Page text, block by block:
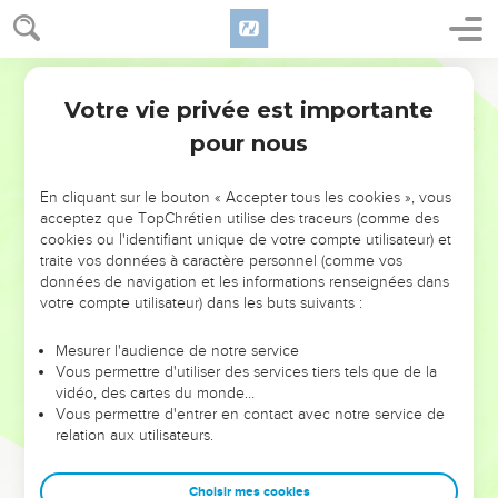
NE MANQUEZ PAS L’ÉVÉNEMENT
DE L’ANNÉE !
ET SI LEURS ERREURS POUVAIENT VOUS ÉVITER LES
VOTRES ?
leur foi ou leur vision. Mais on voit moins les doutes, les erreurs
et les saisons difficiles qu'ils ont traversés, alors même que ce
sont elles qui les ont façonnés.
Dans cette conférence, leaders, entrepreneurs, et responsables
clés pour avancer avec plus de sagesse afin que leurs erreurs
Votre vie privée est importante
pour nous
En cliquant sur le bouton « Accepter tous les cookies », vous
acceptez que TopChrétien utilise des traceurs (comme des
cookies ou l'identifiant unique de votre compte utilisateur) et
traite vos données à caractère personnel (comme vos
données de navigation et les informations renseignées dans
votre compte utilisateur) dans les buts suivants :
Mesurer l'audience de notre service
Vous permettre d'utiliser des services tiers tels que de la
vidéo, des cartes du monde…
Vous permettre d'entrer en contact avec notre service de
relation aux utilisateurs.
Choisir mes cookies